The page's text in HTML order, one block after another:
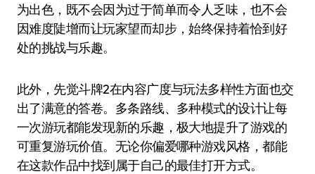
为出色，既不会因为过于简单而令人乏味，也不会
因难度陡增而让玩家望而却步，始终保持着恰到好
处的挑战与乐趣。
此外，先觉斗牌2在内容广度与玩法多样性方面也交
出了满意的答卷。多条路线、多种模式的设计让每
一次游玩都能发现新的乐趣，极大地提升了游戏的
可重复游玩价值。无论你偏爱哪种游戏风格，都能
在这款作品中找到属于自己的最佳打开方式。